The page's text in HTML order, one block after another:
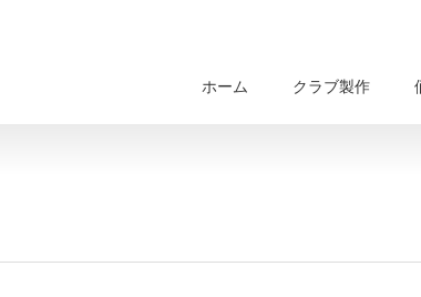
ホーム クラブ製作